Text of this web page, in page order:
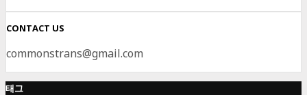
CONTACT US
commonstrans@gmail.com
태그